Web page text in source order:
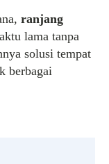
ranjang
lama tanpa
solusi tempat
berbagai